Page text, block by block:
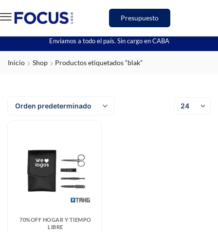
Presupuesto
Enviamos a todo el país. Sin cargo en CABA
Inicio Shop Productos etiquetados “blak”
70%OFF HOGAR Y TIEMPO
LIBRE